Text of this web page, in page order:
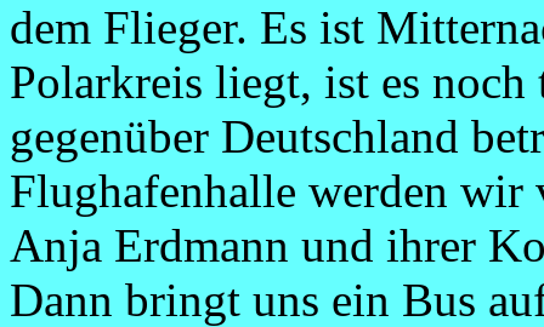
dem Flieger. Es ist
Polarkreis liegt, ist es
gegenüber Deutschland
Flughafenhalle werden
Anja Erdmann und ihrer
Dann bringt uns ein Bus